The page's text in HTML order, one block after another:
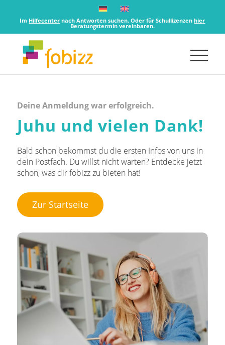
Im Hilfecenter nach Antworten suchen. Oder für Schullizenzenhier
Beratungstermin vereinbaren.
Deine Anmeldung war erfolgreich.
Juhu und vielen Dank!
Bald schon bekommst du die ersten Infos von uns in
dein Postfach. Du willst nicht warten? Entdecke jetzt
schon, was dir fobizz zu bieten hat!
Zur Startseite